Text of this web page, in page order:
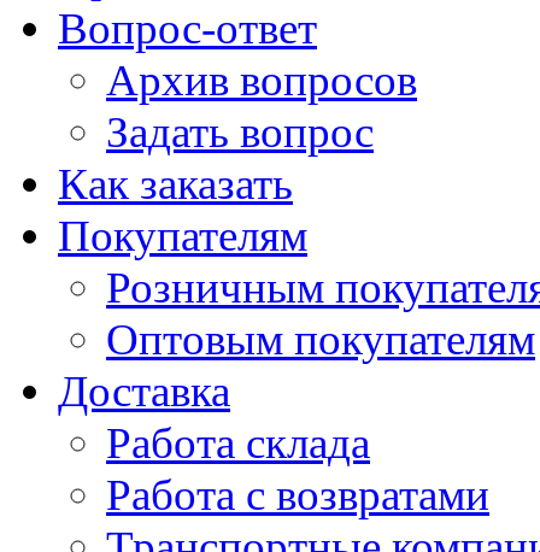
Вопрос-ответ
Архив вопросов
Задать вопрос
Как заказать
Покупателям
Розничным
Оптовым покупателям
Доставка
Работа склада
Работа с возвратами